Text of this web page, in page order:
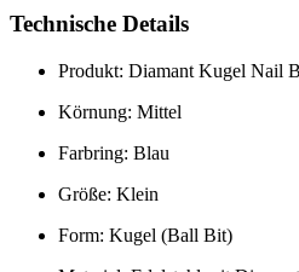
Technische Details
Produkt: Diamant Kugel Nail
Körnung: Mittel
Farbring: Blau
Größe: Klein
Form: Kugel (Ball Bit)